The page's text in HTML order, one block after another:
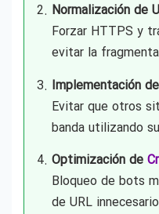
Normalización de
Forzar HTTPS y
evitar la
Implementación
Evitar que otros
banda utilizando
Optimización de
Bloqueo de bots
de URL